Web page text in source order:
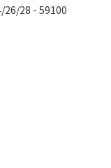
26/28 - 59100